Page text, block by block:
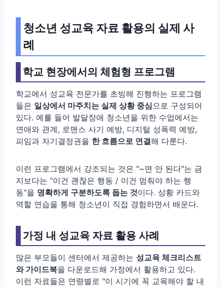
청소년 성교육 자료 활용의 실제 사
례
학교 현장에서의 체험형 프로그램
학교에서 성교육 전문가를 초빙해 진행하는 프로그램
들은 일상에서 마주치는 실제 상황 중심으로 구성되어
있다. 예를 들어 발달장애 청소년을 위한 수업에서는
연애와 관계, 로맨스 사기 예방, 디지털 성폭력 예방,
피임과 자기결정권을 한 흐름으로 연결해 다룬다.
이런 프로그램에서 강조되는 것은 "~면 안 된다"는 금
지보다는 "이건 괜찮은 행동 / 이건 멈춰야 하는 행
동"을 명확하게 구분하도록 돕는 것이다. 상황 카드와
역할 연습을 통해 청소년이 직접 경험하면서 배운다.
가정 내 성교육 자료 활용 사례
많은 부모들이 센터에서 제공하는 성교육 체크리스트
와 가이드북을 다운로드해 가정에서 활용하고 있다.
이런 자료들은 연령별로 "이 시기에 꼭 교육해야 할 내